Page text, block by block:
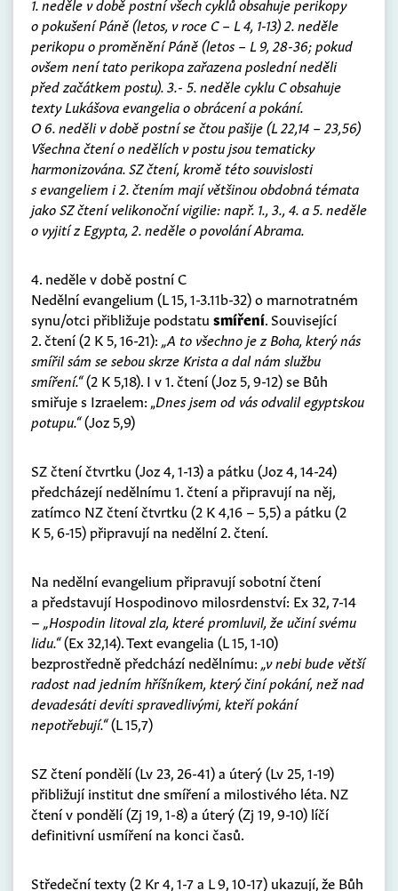
1. neděle v době postní všech cyklů obsahuje perikopy
o pokušení Páně (letos, v roce C – L 4, 1-13) 2. neděle
perikopu o proměnění Páně (letos – L 9, 28-36; pokud
ovšem není tato perikopa zařazena poslední neděli
před začátkem postu). 3.- 5. neděle cyklu C obsahuje
texty Lukášova evangelia o obrácení a pokání.
O 6. neděli v době postní se čtou pašije (L 22,14 – 23,56)
Všechna čtení o nedělích v postu jsou tematicky
harmonizována. SZ čtení, kromě této souvislosti
s evangeliem i 2. čtením mají většinou obdobná témata
jako SZ čtení velikonoční vigilie: např. 1., 3., 4. a 5. neděle
o vyjití z Egypta, 2. neděle o povolání Abrama.
4. neděle v době postní C
Nedělní evangelium (L 15, 1-3.11b-32) o marnotratném
synu/otci přibližuje podstatu smíření. Související
2. čtení (2 K 5, 16-21): „A to všechno je z Boha, který nás
smířil sám se sebou skrze Krista a dal nám službu
smíření.“(2 K 5,18). I v 1. čtení (Joz 5, 9-12) se Bůh
smiřuje s Izraelem: „Dnes jsem od vás odvalil egyptskou
potupu.“(Joz 5,9)
SZ čtení čtvrtku (Joz 4, 1-13) a pátku (Joz 4, 14-24)
předcházejí nedělnímu 1. čtení a připravují na něj,
zatímco NZ čtení čtvrtku (2 K 4,16 – 5,5) a pátku (2
K 5, 6-15) připravují na nedělní 2. čtení.
Na nedělní evangelium připravují sobotní čtení
a představují Hospodinovo milosrdenství: Ex 32, 7-14
– „Hospodin litoval zla, které promluvil, že učiní svému
lidu.“(Ex 32,14). Text evangelia (L 15, 1-10)
bezprostředně předchází nedělnímu: „v nebi bude větší
radost nad jedním hříšníkem, který činí pokání, než nad
devadesáti devíti spravedlivými, kteří pokání
nepotřebují.“(L 15,7)
SZ čtení pondělí (Lv 23, 26-41) a úterý (Lv 25, 1-19)
přibližují institut dne smíření a milostivého léta. NZ
čtení v pondělí (Zj 19, 1-8) a úterý (Zj 19, 9-10) líčí
definitivní usmíření na konci časů.
Středeční texty (2 Kr 4, 1-7 a L 9, 10-17) ukazují, že Bůh